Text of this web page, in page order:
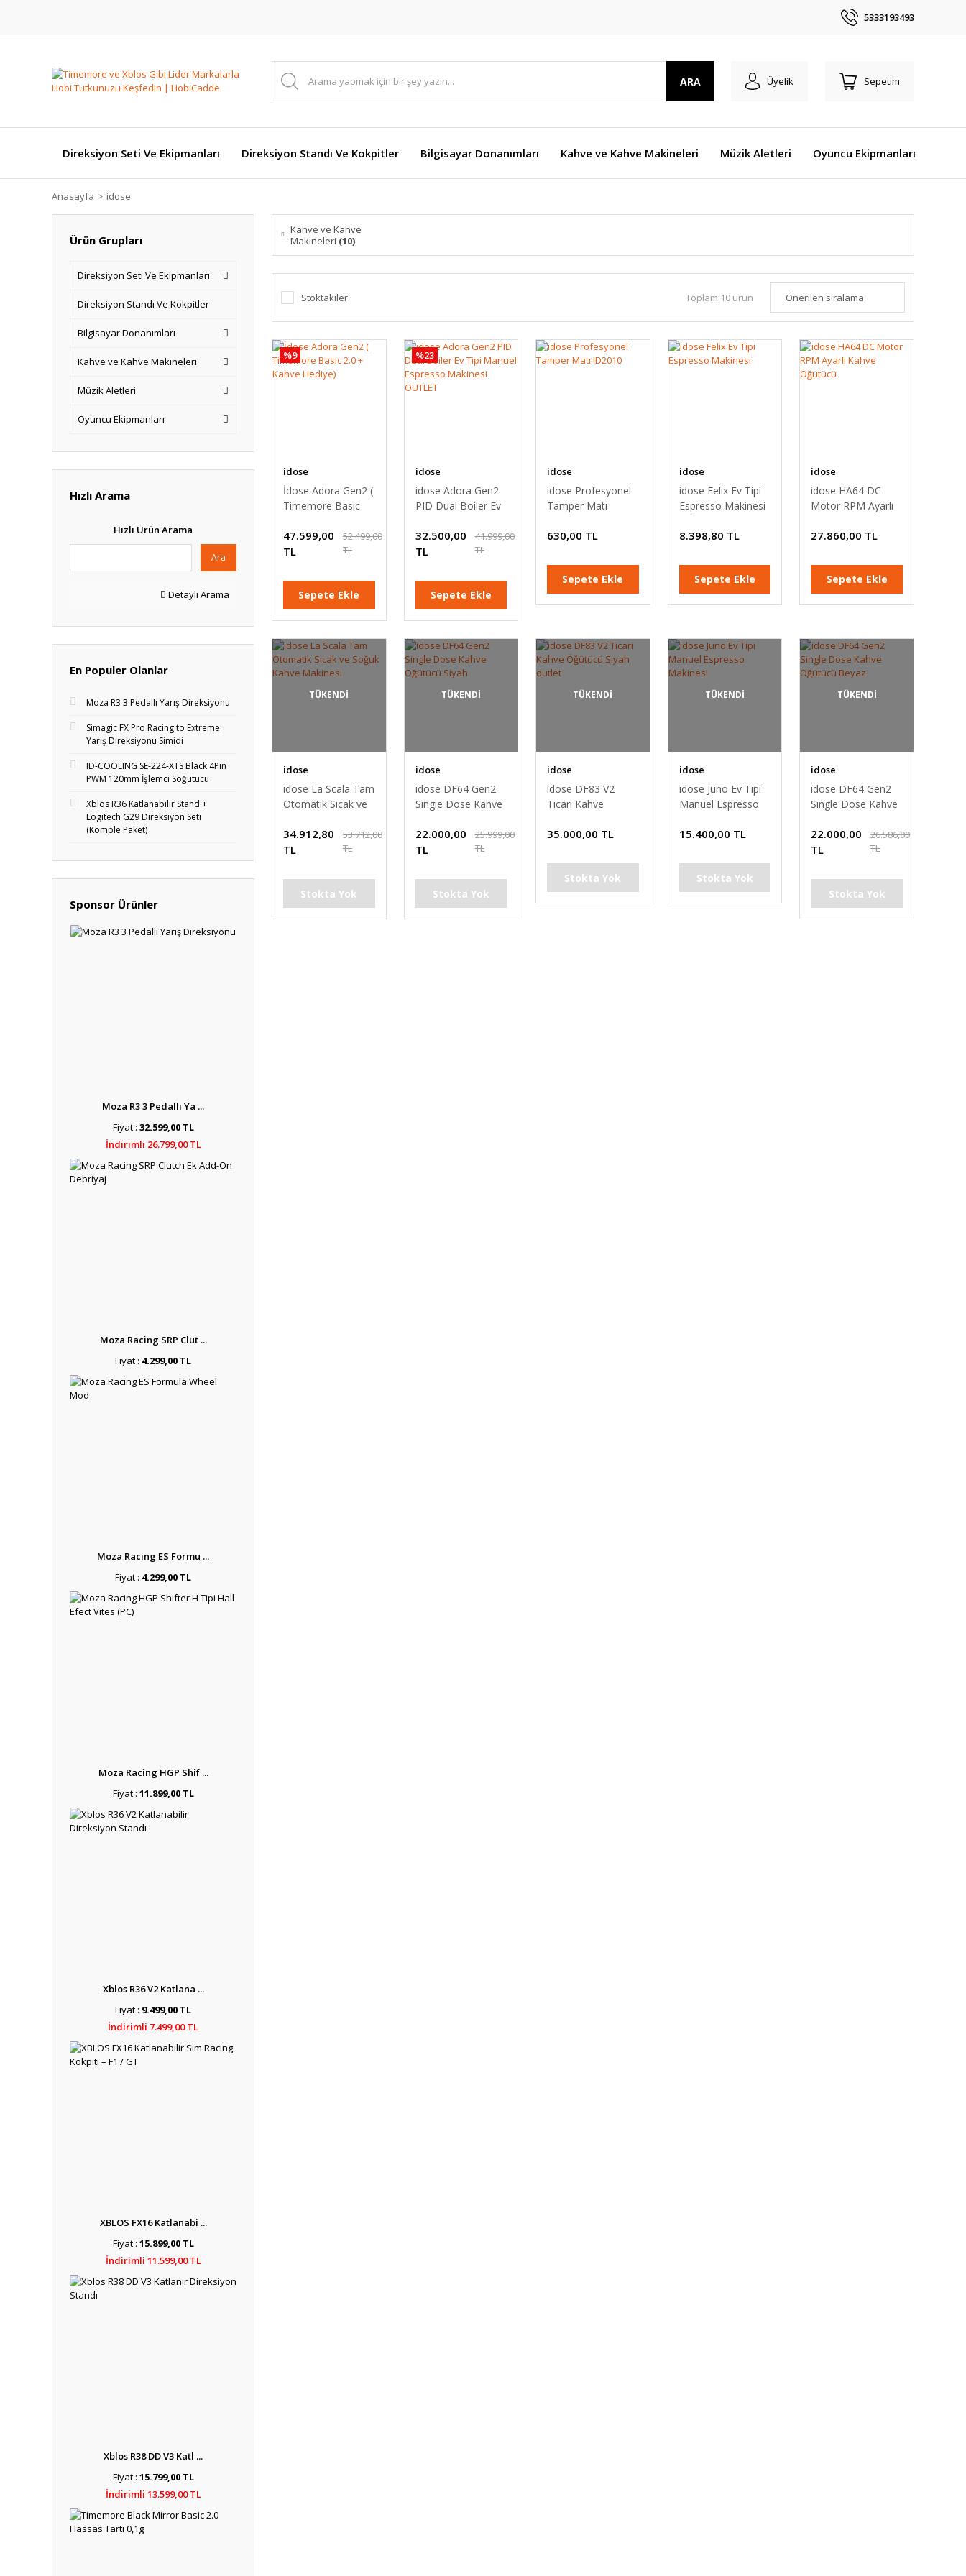
5333193493
ARA Üyelik Sepetim
Direksiyon Seti Ve Ekipmanları Direksiyon Standı Ve Kokpitler Bilgisayar Donanımları Kahve ve Kahve Makineleri Müzik Aletleri Oyuncu Ekipmanları
Anasayfa idose
Ürün Grupları
Direksiyon Seti Ve Ekipmanları
Direksiyon Standı Ve Kokpitler
Bilgisayar Donanımları
Kahve ve Kahve Makineleri
Müzik Aletleri
Oyuncu Ekipmanları
Hızlı Arama
Hızlı Ürün Arama
Ara
Detaylı Arama
En Populer Olanlar
Moza R3 3 Pedallı Yarış Direksiyonu
Simagic FX Pro Racing to Extreme
Yarış Direksiyonu Simidi
ID-COOLING SE-224-XTS Black 4Pin
PWM 120mm İşlemci Soğutucu
Xblos R36 Katlanabilir Stand +
Logitech G29 Direksiyon Seti
(Komple Paket)
Sponsor Ürünler
Moza R3 3 Pedallı Ya ...
Fiyat : 32.599,00 TL
İndirimli 26.799,00 TL
Moza Racing SRP Clut ...
Fiyat : 4.299,00 TL
Moza Racing ES Formu ...
Fiyat : 4.299,00 TL
Moza Racing HGP Shif ...
Fiyat : 11.899,00 TL
Xblos R36 V2 Katlana ...
Fiyat : 9.499,00 TL
İndirimli 7.499,00 TL
XBLOS FX16 Katlanabi ...
Fiyat : 15.899,00 TL
İndirimli 11.599,00 TL
Xblos R38 DD V3 Katl ...
Fiyat : 15.799,00 TL
İndirimli 13.599,00 TL
Kahve ve Kahve
Makineleri (10)
Stoktakiler Toplam 10 ürün
%9
idose
İdose Adora Gen2 (
Timemore Basic
Hediye)
47.599,00
TL
52.499,00
TL
Sepete Ekle
%23
idose
idose Adora Gen2
PID Dual Boiler Ev
Espresso Makinesi
OUTLET
32.500,00
TL
41.999,00
TL
Sepete Ekle
idose
idose Profesyonel
Tamper Matı
630,00 TL
Sepete Ekle
idose
idose Felix Ev Tipi
Espresso Makinesi
8.398,80 TL
Sepete Ekle
idose
idose HA64 DC
Motor RPM Ayarlı
27.860,00 TL
Sepete Ekle
TÜKENDİ
idose
idose La Scala Tam
Otomatik Sıcak ve
Makinesi
34.912,80
TL
53.712,00
TL
Stokta Yok
TÜKENDİ
idose
idose DF64 Gen2
Single Dose Kahve
22.000,00
TL
25.999,00
TL
Stokta Yok
TÜKENDİ
idose
idose DF83 V2
Ticari Kahve
outlet
35.000,00 TL
Stokta Yok
TÜKENDİ
idose
idose Juno Ev Tipi
Manuel Espresso
15.400,00 TL
Stokta Yok
TÜKENDİ
idose
idose DF64 Gen2
Single Dose Kahve
22.000,00
TL
26.586,00
TL
Stokta Yok